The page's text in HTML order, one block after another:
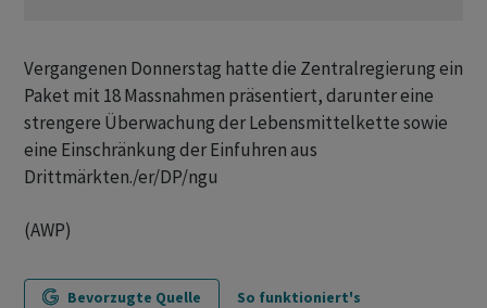
Vergangenen Donnerstag hatte die Zentralregierung ein
Paket mit 18 Massnahmen präsentiert, darunter eine
strengere Überwachung der Lebensmittelkette sowie
eine Einschränkung der Einfuhren aus
Drittmärkten./er/DP/ngu
(AWP)
Bevorzugte Quelle So funktioniert's